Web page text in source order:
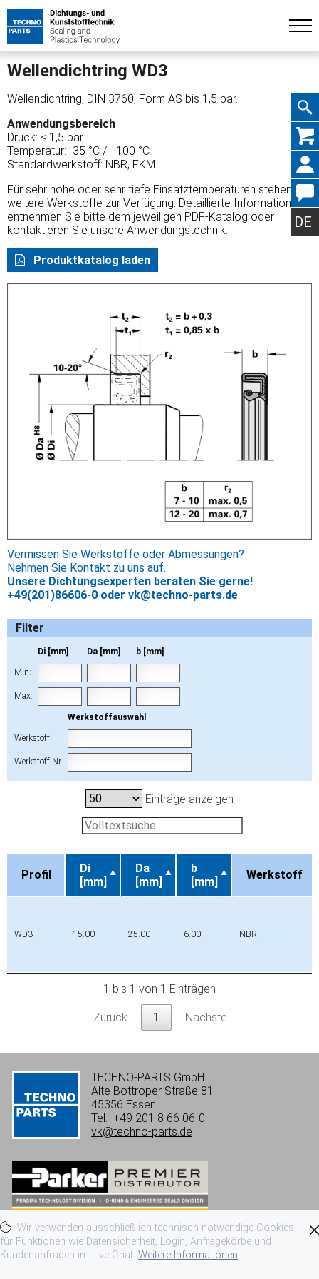
DE
Wir verwenden ausschließlich technisch notwendige Cookies
für Funktionen wie Datensicherheit, Login, Anfragekörbe und
Kundenanfragen im Live-Chat. Weitere Informationen
Wellendichtring WD3
Wellendichtring, DIN 3760, Form AS bis 1,5 bar.
Anwendungsbereich
Druck: ≤ 1,5 bar
Temperatur: -35 °C / +100 °C
Standardwerkstoff: NBR, FKM
Für sehr hohe oder sehr tiefe Einsatztemperaturen stehen
weitere Werkstoffe zur Verfügung. Detaillierte Informationen
entnehmen Sie bitte dem jeweiligen PDF-Katalog oder
kontaktieren Sie unsere Anwendungstechnik.
Produktkatalog laden
Vermissen Sie Werkstoffe oder Abmessungen?
Nehmen Sie Kontakt zu uns auf.
Unsere Dichtungsexperten beraten Sie gerne!
+49(201)86606-0 oder vk@techno-parts.de
Filter
Di [mm] Da [mm] b [mm]
Min:
Max:
Werkstoffauswahl
Werkstoff:
Werkstoff Nr.
Einträge anzeigen
Profil
Di
[mm]
Da
[mm]
b
[mm]
Werkstoff
WD3 15.00 25.00 6.00 NBR
1 bis 1 von 1 Einträgen
Zurück 1 Nächste
TECHNO-PARTS GmbH
Alte Bottroper Straße 81
45356 Essen
Tel: +49 201 8 66 06-0
vk@techno-parts.de
Impressum
Datenschutzerklärung
Nutzungsbedingungen
AGB